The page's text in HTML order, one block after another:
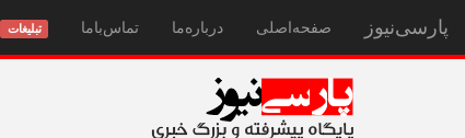
پارسی‌نیوز صفحه‌اصلی درباره‌ما تماس‌با‌ما تبلیغات